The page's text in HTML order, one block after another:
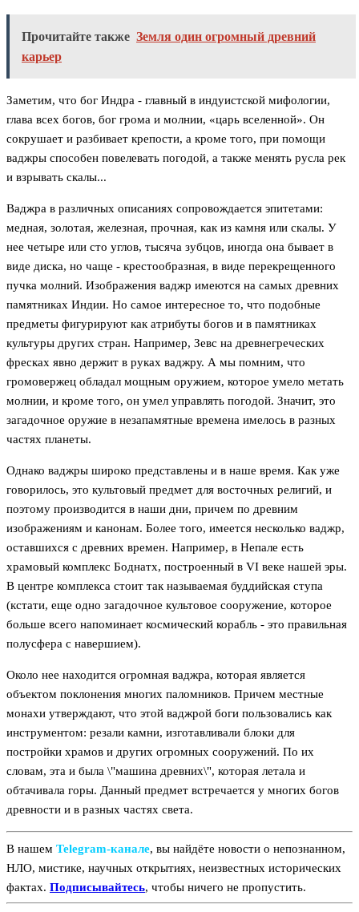
Прочитайте также Земля один огромный древний
карьер
Заметим, что бог Индра - главный в индуистской мифологии,
глава всех богов, бог грома и молнии, «царь вселенной». Он
сокрушает и разбивает крепости, а кроме того, при помощи
ваджры способен повелевать погодой, а также менять русла рек
и взрывать скалы...
Ваджра в различных описаниях сопровождается эпитетами:
медная, золотая, железная, прочная, как из камня или скалы. У
нее четыре или сто углов, тысяча зубцов, иногда она бывает в
виде диска, но чаще - крестообразная, в виде перекрещенного
пучка молний. Изображения ваджр имеются на самых древних
памятниках Индии. Но самое интересное то, что подобные
предметы фигурируют как атрибуты богов и в памятниках
культуры других стран. Например, Зевс на древнегреческих
фресках явно держит в руках ваджру. А мы помним, что
громовержец обладал мощным оружием, которое умело метать
молнии, и кроме того, он умел управлять погодой. Значит, это
загадочное оружие в незапамятные времена имелось в разных
частях планеты.
Однако ваджры широко представлены и в наше время. Как уже
говорилось, это культовый предмет для восточных религий, и
поэтому производится в наши дни, причем по древним
изображениям и канонам. Более того, имеется несколько ваджр,
оставшихся с древних времен. Например, в Непале есть
храмовый комплекс Боднатх, построенный в VI веке нашей эры.
В центре комплекса стоит так называемая буддийская ступа
(кстати, еще одно загадочное культовое сооружение, которое
больше всего напоминает космический корабль - это правильная
полусфера с навершием).
Около нее находится огромная ваджра, которая является
объектом поклонения многих паломников. Причем местные
монахи утверждают, что этой ваджрой боги пользовались как
инструментом: резали камни, изготавливали блоки для
постройки храмов и других огромных сооружений. По их
словам, эта и была \"машина древних\", которая летала и
обтачивала горы. Данный предмет встречается у многих богов
древности и в разных частях света.
В нашем Telegram‑канале, вы найдёте новости о непознанном,
НЛО, мистике, научных открытиях, неизвестных исторических
фактах. Подписывайтесь, чтобы ничего не пропустить.